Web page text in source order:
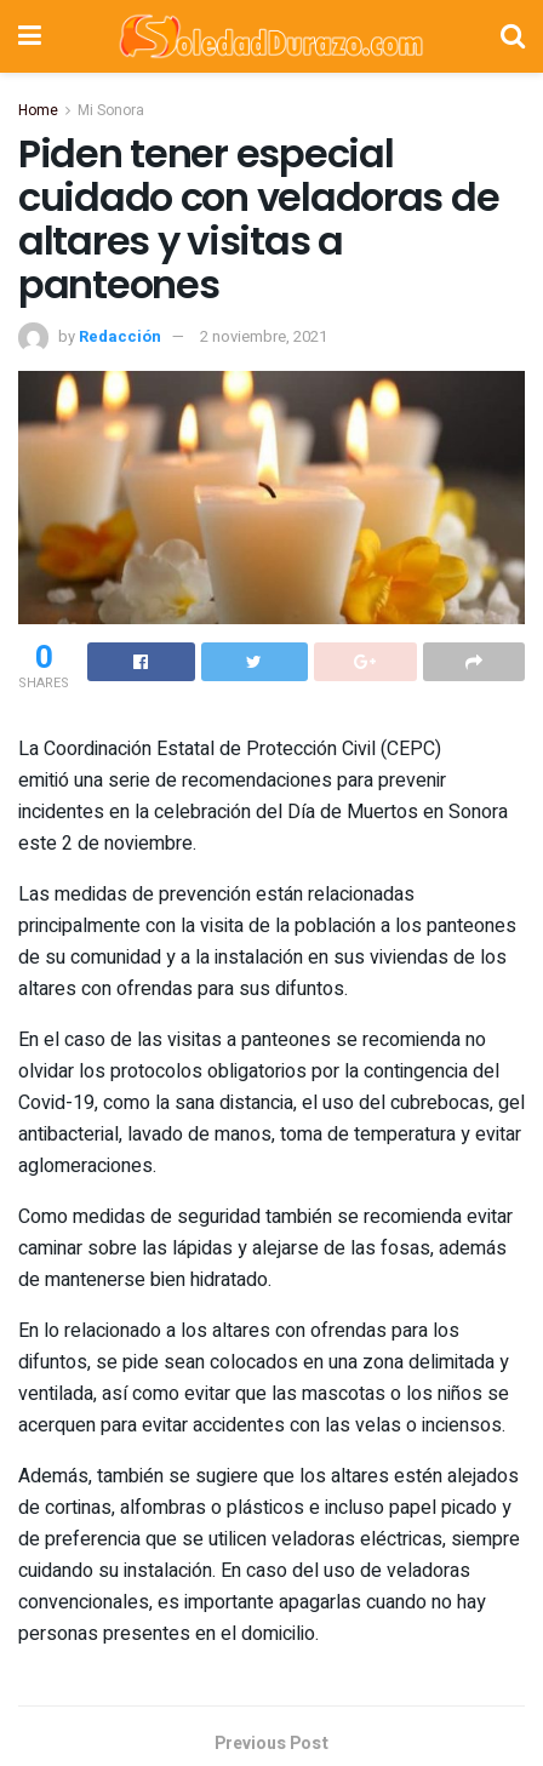
Home Mi Sonora
Piden tener especial
cuidado con veladoras de
altares y visitas a
panteones
by Redacción 2 noviembre, 2021
0
SHARES
La Coordinación Estatal de Protección Civil (CEPC)
emitió una serie de recomendaciones para prevenir
incidentes en la celebración del Día de Muertos en Sonora
este 2 de noviembre.
Las medidas de prevención están relacionadas
principalmente con la visita de la población a los panteones
de su comunidad y a la instalación en sus viviendas de los
altares con ofrendas para sus difuntos.
En el caso de las visitas a panteones se recomienda no
olvidar los protocolos obligatorios por la contingencia del
Covid-19, como la sana distancia, el uso del cubrebocas, gel
antibacterial, lavado de manos, toma de temperatura y evitar
aglomeraciones.
Como medidas de seguridad también se recomienda evitar
caminar sobre las lápidas y alejarse de las fosas, además
de mantenerse bien hidratado.
En lo relacionado a los altares con ofrendas para los
difuntos, se pide sean colocados en una zona delimitada y
ventilada, así como evitar que las mascotas o los niños se
acerquen para evitar accidentes con las velas o inciensos.
Además, también se sugiere que los altares estén alejados
de cortinas, alfombras o plásticos e incluso papel picado y
de preferencia que se utilicen veladoras eléctricas, siempre
cuidando su instalación. En caso del uso de veladoras
convencionales, es importante apagarlas cuando no hay
personas presentes en el domicilio.
Previous Post